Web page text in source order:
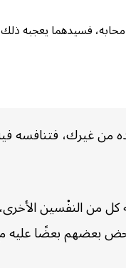
فسيدهما
من غيرك،
من النفْسين
بعضهم بعضًا عليه